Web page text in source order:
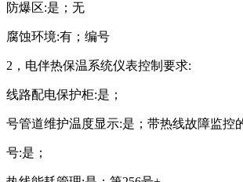
防爆区:是；无
腐蚀环境:有；编号
2，电伴热保温系统仪表控制要求:
线路配电保护柜:是；
号管道维护温度显示:是；带热线故障监控
号:是；